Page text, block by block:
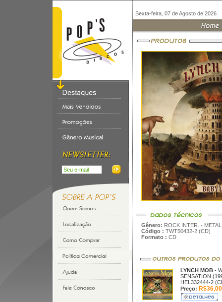
Sexta-feira, 07 de Agosto de 2026
Gênero: ROCK INTER. - METAL
Código : TWT50432-2 (CD)
Formato : CD
LYNCH MOB -
SENSATION
HEL332444-2
Preço: R$36,00